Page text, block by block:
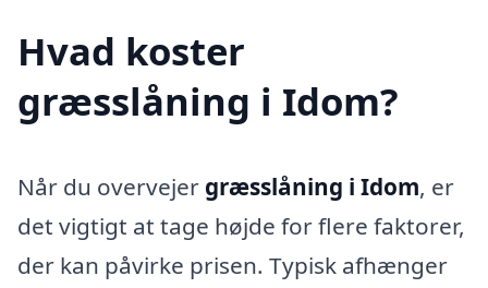
Hvad koster
græsslåning i Idom?
Når du overvejer græsslåning i Idom, er
det vigtigt at tage højde for flere faktorer,
der kan påvirke prisen. Typisk afhænger